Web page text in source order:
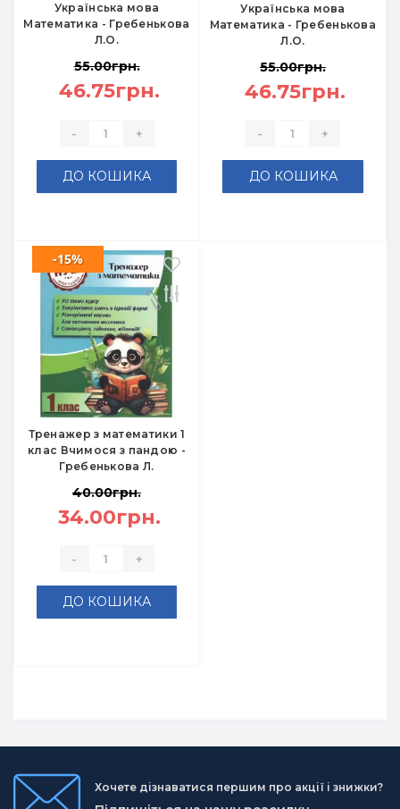
Українська мова
Математика - Гребенькова
Л.О.
55.00грн.
46.75грн.
- +
ДО КОШИКА
Українська мова
Математика - Гребенькова
Л.О.
55.00грн.
46.75грн.
- +
ДО КОШИКА
Тренажер з математики 1
клас Вчимося з пандою -
Гребенькова Л.
-15%
40.00грн.
34.00грн.
- +
ДО КОШИКА
Хочете дізнаватися першим про акції і знижки?